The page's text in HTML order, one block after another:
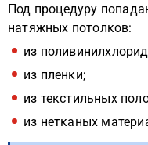
Под процедуру
натяжных потолков:
из
из пленки;
из текстильных
из нетканых